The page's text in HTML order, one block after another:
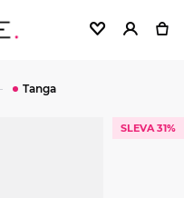
Tanga
SLEVA 31%